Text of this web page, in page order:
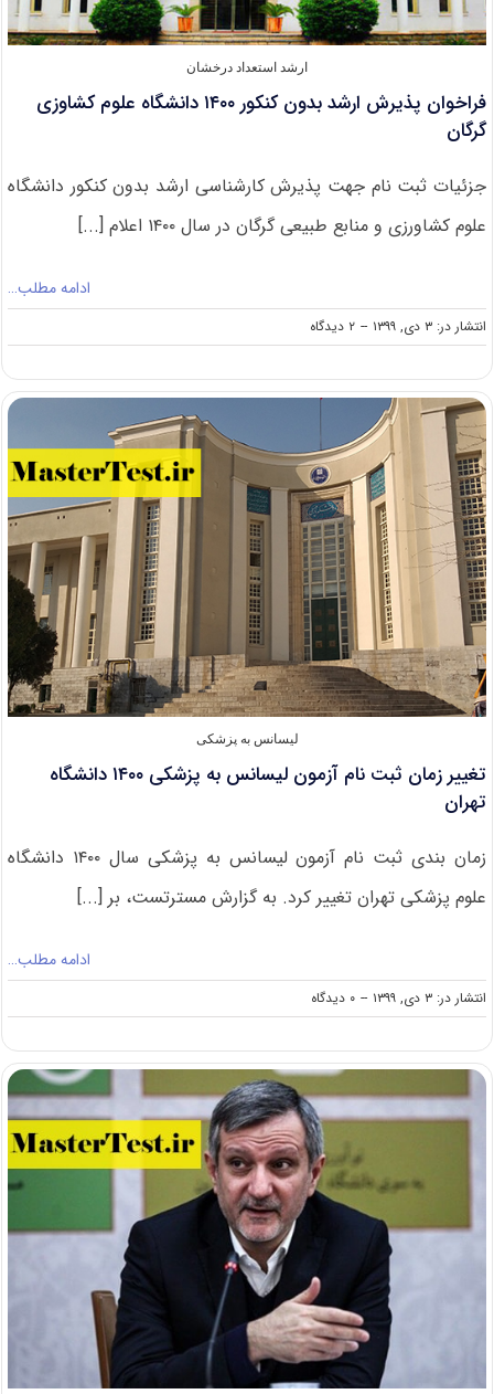
ارشد استعداد درخشان
فراخوان پذیرش ارشد بدون کنکور ۱۴۰۰ دانشگاه علوم کشاوزی
گرگان
جزئیات ثبت نام جهت پذیرش کارشناسی ارشد بدون کنکور دانشگاه
علوم کشاورزی و منابع طبیعی گرگان در سال ۱۴۰۰ اعلام [...]
ادامه مطلب…
انتشار در: ۳ دی, ۱۳۹۹ -- ۲ دیدگاه
on
فراخوان
ارشد
۱۴۰۰
دانشگاه
علوم
کشاوزی
گرگان
لیسانس به پزشکی
تغییر زمان ثبت نام آزمون لیسانس به پزشکی ۱۴۰۰ دانشگاه
تهران
زمان بندی ثبت نام آزمون لیسانس به پزشکی سال ۱۴۰۰ دانشگاه
علوم پزشکی تهران تغییر کرد. به گزارش مسترتست، بر [...]
ادامه مطلب…
انتشار در: ۳ دی, ۱۳۹۹ -- ۰ دیدگاه
on
تغییر
ثبت
نام
آزمون
لیسانس
به
پزشکی
۱۴۰۰
دانشگاه
تهران